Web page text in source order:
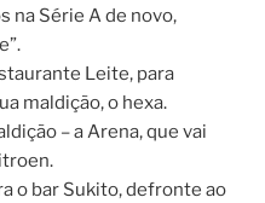
na Série A de novo,
Leite, para
maldição, o hexa.
– a Arena, que vai
o bar Sukito, defronte ao